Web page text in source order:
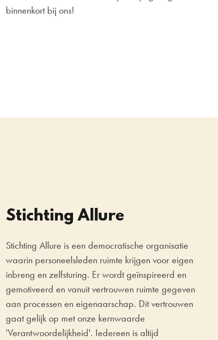
binnenkort bij ons!
Stichting Allure
Stichting Allure is een democratische organisatie
waarin personeelsleden ruimte krijgen voor eigen
inbreng en zelfsturing. Er wordt geïnspireerd en
gemotiveerd en vanuit vertrouwen ruimte gegeven
aan processen en eigenaarschap. Dit vertrouwen
gaat gelijk op met onze kernwaarde
'Verantwoordelijkheid'. Iedereen is altijd